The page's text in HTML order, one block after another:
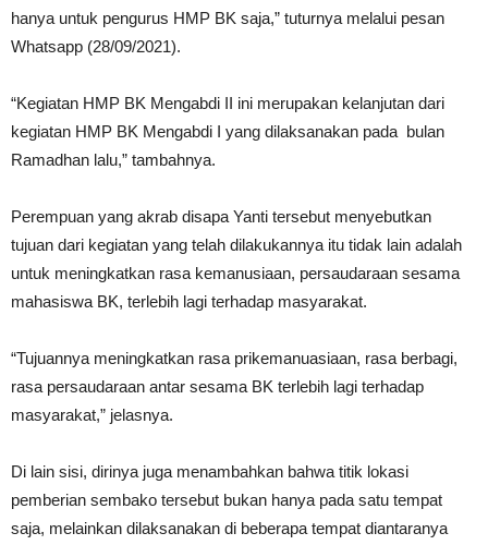
hanya untuk pengurus HMP BK saja,” tuturnya melalui pesan
Whatsapp (28/09/2021).
“Kegiatan HMP BK Mengabdi II ini merupakan kelanjutan dari
kegiatan HMP BK Mengabdi I yang dilaksanakan pada bulan
Ramadhan lalu,” tambahnya.
Perempuan yang akrab disapa Yanti tersebut menyebutkan
tujuan dari kegiatan yang telah dilakukannya itu tidak lain adalah
untuk meningkatkan rasa kemanusiaan, persaudaraan sesama
mahasiswa BK, terlebih lagi terhadap masyarakat.
“Tujuannya meningkatkan rasa prikemanuasiaan, rasa berbagi,
rasa persaudaraan antar sesama BK terlebih lagi terhadap
masyarakat,” jelasnya.
Di lain sisi, dirinya juga menambahkan bahwa titik lokasi
pemberian sembako tersebut bukan hanya pada satu tempat
saja, melainkan dilaksanakan di beberapa tempat diantaranya